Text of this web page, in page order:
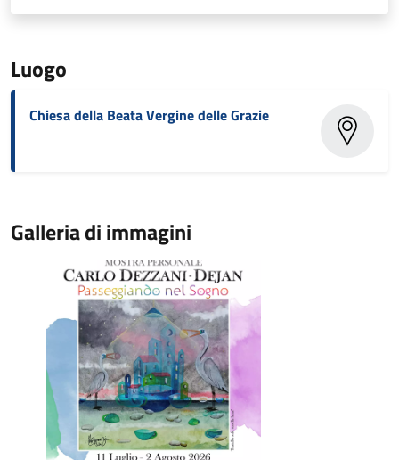
Luogo
Chiesa della Beata Vergine delle Grazie
Galleria di immagini